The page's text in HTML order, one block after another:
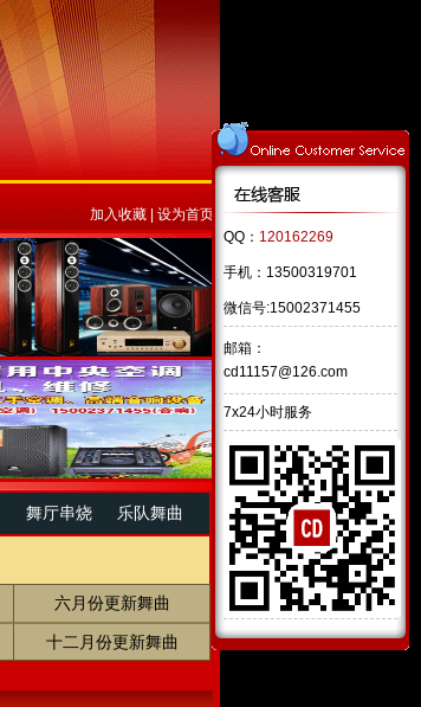
加入收藏 设为首页
舞厅串烧 乐队舞曲
六月份更新舞曲
十二月份更新舞曲
QQ： 120162269
手机：13500319701
微信号:15002371455
邮箱：
cd11157@126.com
7x24小时服务